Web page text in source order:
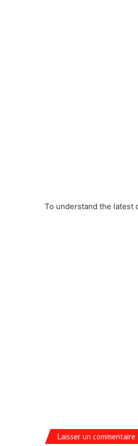
To understand the latest
Laisser un commentaire